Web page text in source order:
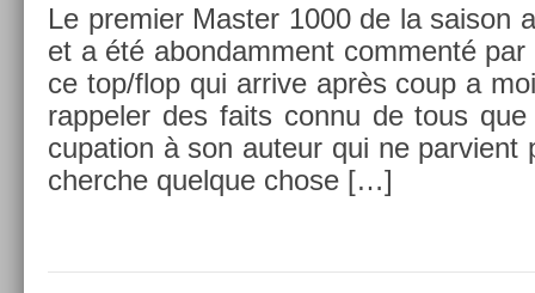
Le pre­mi­er Mast­er 1000 de la saison
et a été ab­on­dam­ment com­menté
ce top/flop qui ar­rive après coup a
rap­pel­er des faits connu de tous
cupa­tion à son auteur qui ne par­vient
cherche quel­que chose […]